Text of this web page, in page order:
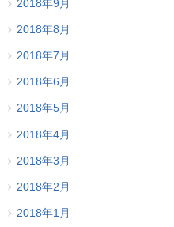
2018年9月
2018年8月
2018年7月
2018年6月
2018年5月
2018年4月
2018年3月
2018年2月
2018年1月